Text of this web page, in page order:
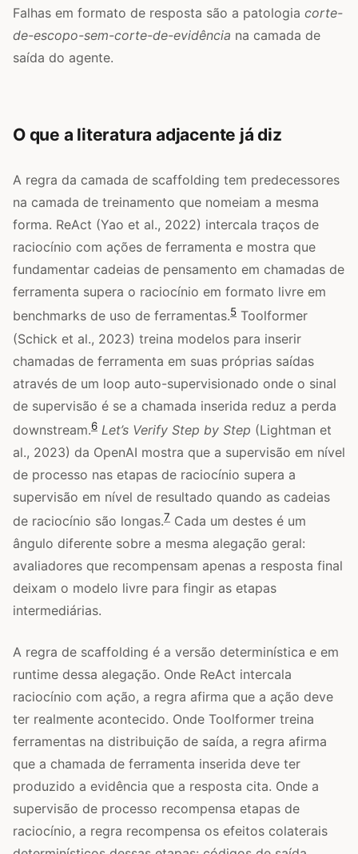
Falhas em formato de resposta são a patologia corte-
de-escopo-sem-corte-de-evidência na camada de
saída do agente.
O que a literatura adjacente já diz
A regra da camada de scaffolding tem predecessores
na camada de treinamento que nomeiam a mesma
forma. ReAct (Yao et al., 2022) intercala traços de
raciocínio com ações de ferramenta e mostra que
fundamentar cadeias de pensamento em chamadas de
ferramenta supera o raciocínio em formato livre em
benchmarks de uso de ferramentas.5 Toolformer
(Schick et al., 2023) treina modelos para inserir
chamadas de ferramenta em suas próprias saídas
através de um loop auto-supervisionado onde o sinal
de supervisão é se a chamada inserida reduz a perda
downstream.6 Let’s Verify Step by Step (Lightman et
al., 2023) da OpenAI mostra que a supervisão em nível
de processo nas etapas de raciocínio supera a
supervisão em nível de resultado quando as cadeias
de raciocínio são longas.7 Cada um destes é um
ângulo diferente sobre a mesma alegação geral:
avaliadores que recompensam apenas a resposta final
deixam o modelo livre para fingir as etapas
intermediárias.
A regra de scaffolding é a versão determinística e em
runtime dessa alegação. Onde ReAct intercala
raciocínio com ação, a regra afirma que a ação deve
ter realmente acontecido. Onde Toolformer treina
ferramentas na distribuição de saída, a regra afirma
que a chamada de ferramenta inserida deve ter
produzido a evidência que a resposta cita. Onde a
supervisão de processo recompensa etapas de
raciocínio, a regra recompensa os efeitos colaterais